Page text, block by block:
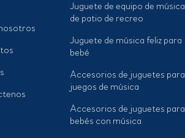
Juguete de equipo de música
de patio de recreo
Juguete de música feliz para
bebé
Accesorios de juguetes para
juegos de música
Accesorios de juguetes para
bebés con música